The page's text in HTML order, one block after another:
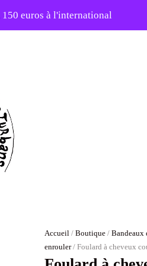
: 1ERAMOUR ❤️
Accueil /Boutique /Bandeaux
enrouler/ Foulard à cheveux